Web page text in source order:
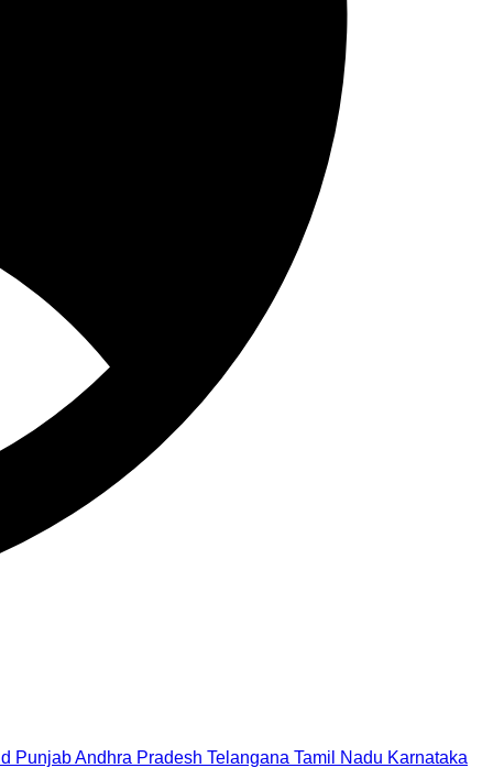
PunjabAndhra Pradesh Telangana Tamil Nadu Karnataka